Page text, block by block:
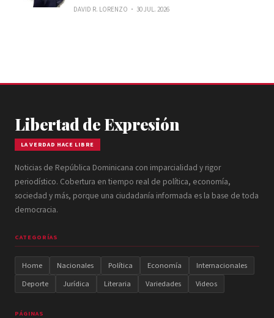
DAVID R. LORENZO 30 JUL. 2026
Libertad de Expresión
LA VERDAD HACE LIBRE
Noticias de República Dominicana con imparcialidad y rigor
periodístico. Cobertura en tiempo real de política, economía,
sociedad y más, porque una ciudadanía informada es la base de toda
democracia.
CATEGORÍAS
Home Nacionales Política Economía
Internacionales
Deporte
Jurídica Literaria Variedades Videos
PÁGINAS